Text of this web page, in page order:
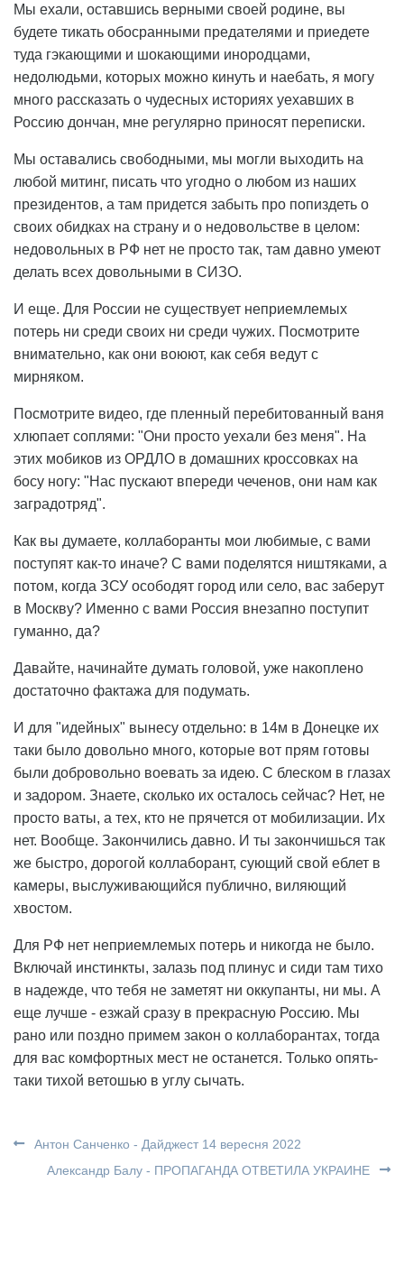
Мы ехали, оставшись верными своей родине, вы
будете тикать обосранными предателями и приедете
туда гэкающими и шокающими инородцами,
недолюдьми, которых можно кинуть и наебать, я могу
много рассказать о чудесных историях уехавших в
Россию дончан, мне регулярно приносят переписки.
Мы оставались свободными, мы могли выходить на
любой митинг, писать что угодно о любом из наших
президентов, а там придется забыть про попиздеть о
своих обидках на страну и о недовольстве в целом:
недовольных в РФ нет не просто так, там давно умеют
делать всех довольными в СИЗО.
И еще. Для России не существует неприемлемых
потерь ни среди своих ни среди чужих. Посмотрите
внимательно, как они воюют, как себя ведут с
мирняком.
Посмотрите видео, где пленный перебитованный ваня
хлюпает соплями: "Они просто уехали без меня". На
этих мобиков из ОРДЛО в домашних кроссовках на
босу ногу: "Нас пускают впереди чеченов, они нам как
заградотряд".
Как вы думаете, коллаборанты мои любимые, с вами
поступят как-то иначе? С вами поделятся ништяками, а
потом, когда ЗСУ осободят город или село, вас заберут
в Москву? Именно с вами Россия внезапно поступит
гуманно, да?
Давайте, начинайте думать головой, уже накоплено
достаточно фактажа для подумать.
И для "идейных" вынесу отдельно: в 14м в Донецке их
таки было довольно много, которые вот прям готовы
были добровольно воевать за идею. С блеском в глазах
и задором. Знаете, сколько их осталось сейчас? Нет, не
просто ваты, а тех, кто не прячется от мобилизации. Их
нет. Вообще. Закончились давно. И ты закончишься так
же быстро, дорогой коллаборант, сующий свой еблет в
камеры, выслуживающийся публично, виляющий
хвостом.
Для РФ нет неприемлемых потерь и никогда не было.
Включай инстинкты, залазь под плинус и сиди там тихо
в надежде, что тебя не заметят ни оккупанты, ни мы. А
еще лучше - езжай сразу в прекрасную Россию. Мы
рано или поздно примем закон о коллаборантах, тогда
для вас комфортных мест не останется. Только опять-
таки тихой ветошью в углу сычать.
Антон Санченко - Дайджест 14 вересня 2022
Александр Балу - ПРОПАГАНДА ОТВЕТИЛА УКРАИНЕ